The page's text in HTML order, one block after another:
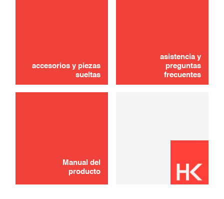
accesorios y piezas
sueltas
asistencia y
preguntas
frecuentes
Manual del
producto